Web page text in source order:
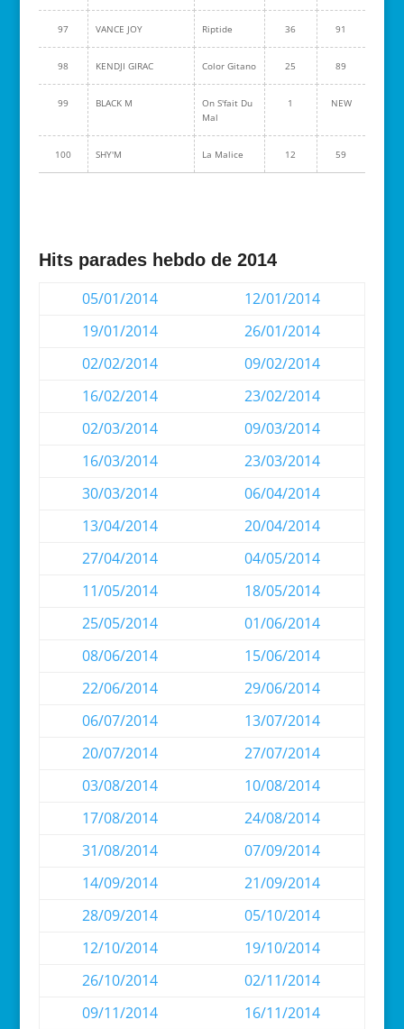
97 VANCE JOY Riptide 36 91
98 KENDJI GIRAC Color Gitano 25 89
99 BLACK M
On S'fait Du
Mal
1 NEW
100 SHY'M La Malice 12 59
Hits parades hebdo de 2014
05/01/2014
12/01/2014
19/01/2014
26/01/2014
02/02/2014
09/02/2014
16/02/2014
23/02/2014
02/03/2014
09/03/2014
16/03/2014
23/03/2014
30/03/2014
06/04/2014
13/04/2014
20/04/2014
27/04/2014
04/05/2014
11/05/2014
18/05/2014
25/05/2014
01/06/2014
08/06/2014
15/06/2014
22/06/2014
29/06/2014
06/07/2014
13/07/2014
20/07/2014
27/07/2014
03/08/2014
10/08/2014
17/08/2014
24/08/2014
31/08/2014
07/09/2014
14/09/2014
21/09/2014
28/09/2014
05/10/2014
12/10/2014
19/10/2014
26/10/2014
02/11/2014
09/11/2014
16/11/2014